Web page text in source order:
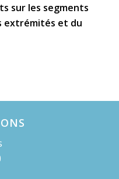
sur les segments
extrémités et du